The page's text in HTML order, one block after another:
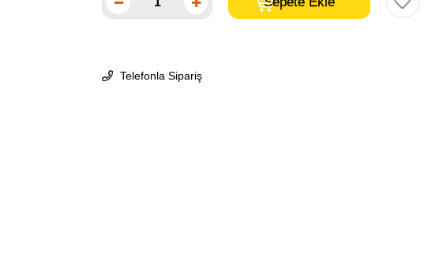
Telefonla Sipariş